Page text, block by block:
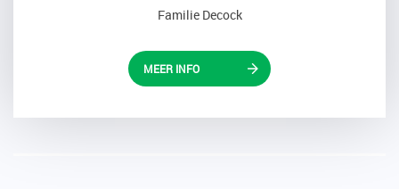
Familie Decock
MEER INFO